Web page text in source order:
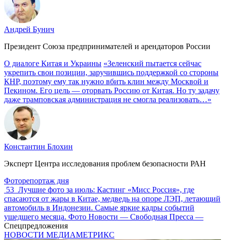
Андрей Бунич
Президент Союза предпринимателей и арендаторов России
О диалоге Китая и Украины «Зеленский пытается сейчас
укрепить свои позиции, заручившись поддержкой со стороны
КНР, поэтому ему так нужно вбить клин между Москвой и
Пекином. Его цель — оторвать Россию от Китая. Но ту задачу
даже трамповская администрация не смогла реализовать…»
Константин Блохин
Эксперт Центра исследования проблем безопасности РАН
Фоторепортаж дня
53 Лучшие фото за июль: Кастинг «Мисс Россия», где
спасаются от жары в Китае, медведь на опоре ЛЭП, летающий
автомобиль в Индонезии. Самые яркие кадры событий
ушедшего месяца. Фото Новости — Свободная Пресса —
Спецпредложения
НОВОСТИ МЕДИАМЕТРИКС